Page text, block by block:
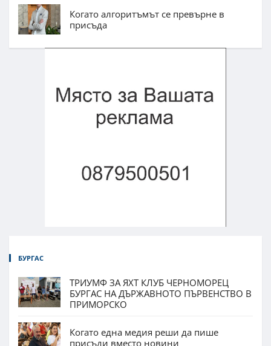
Когато алгоритъмът се превърне в
присъда
БУРГАС
ТРИУМФ ЗА ЯХТ КЛУБ ЧЕРНОМОРЕЦ
БУРГАС НА ДЪРЖАВНОТО ПЪРВЕНСТВО В
ПРИМОРСКО
Когато една медия реши да пише
присъди вместо новини